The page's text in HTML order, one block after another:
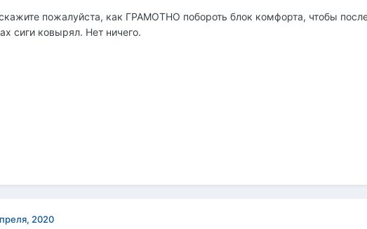
пожалуйста, как ГРАМОТНО побороть блок комфорта, чтобы
сиги ковырял. Нет ничего.
2020